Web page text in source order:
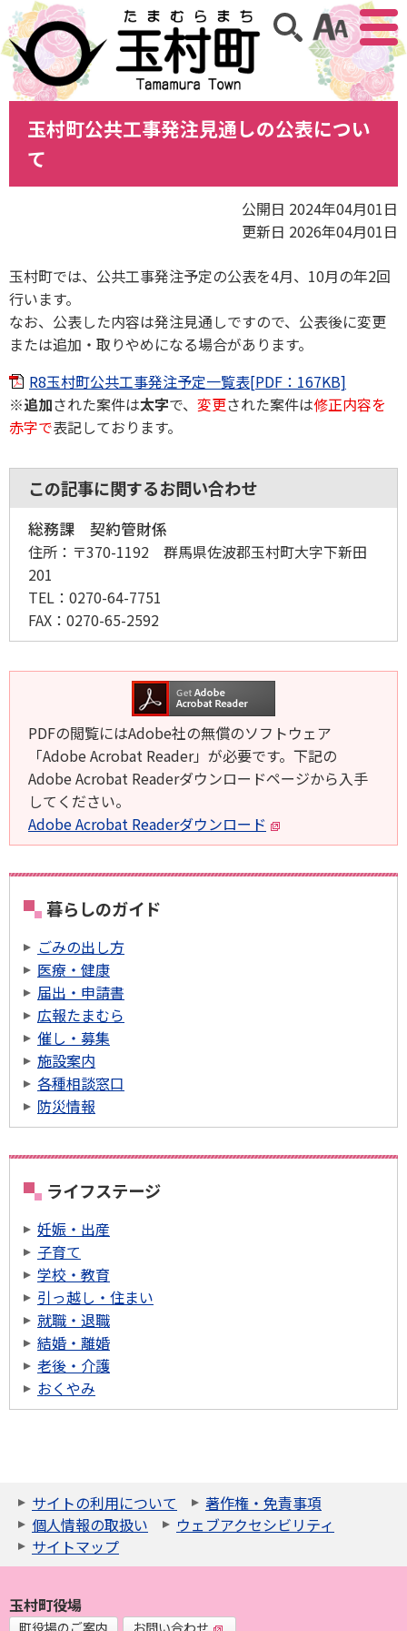
アクセ
サイト内検索
玉村町公共工事発注見通しの公表につい
て
公開日 2024年04月01日
更新日 2026年04月01日
玉村町では、公共工事発注予定の公表を4月、10月の年2回
行います。
なお、公表した内容は発注見通しですので、公表後に変更
または追加・取りやめになる場合があります。
R8玉村町公共工事発注予定一覧表[PDF：167KB]
※追加された案件は太字で、 変更された案件は修正内容を
赤字で表記しております。
この記事に関するお問い合わせ
総務課 契約管財係
住所： 〒370-1192 群馬県佐波郡玉村町大字下新田
201
TEL： 0270-64-7751
FAX： 0270-65-2592
PDFの閲覧にはAdobe社の無償のソフトウェア
「Adobe Acrobat Reader」が必要です。下記の
Adobe Acrobat Readerダウンロードページから入手
してください。
Adobe Acrobat Readerダウンロード
暮らしのガイド
ごみの出し方
医療・健康
届出・申請書
広報たまむら
催し・募集
施設案内
各種相談窓口
防災情報
ライフステージ
妊娠・出産
子育て
学校・教育
引っ越し・住まい
就職・退職
結婚・離婚
老後・介護
おくやみ
サイトの利用について
著作権・免責事項
個人情報の取扱い
ウェブアクセシビリティ
サイトマップ
玉村町役場